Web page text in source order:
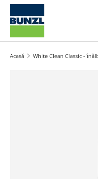
Salt la conținut
Caută
Acasă White Clean Classic -